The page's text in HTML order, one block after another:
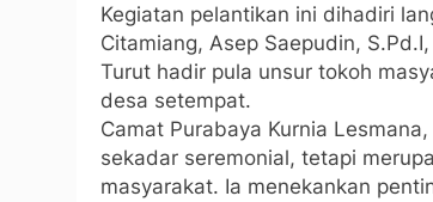
Kegiatan pelantikan ini dihadiri
Citamiang, Asep Saepudin,
Turut hadir pula unsur tokoh
desa setempat.
Camat Purabaya Kurnia
sekadar seremonial, tetapi
masyarakat. Ia menekankan